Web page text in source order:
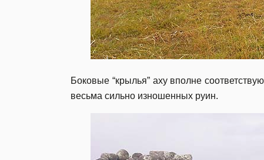
Боковые “крылья” аху вполне
весьма сильно изношенных руин.